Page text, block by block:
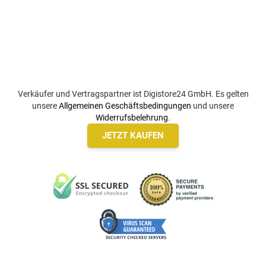
Verkäufer und Vertragspartner ist Digistore24 GmbH. Es gelten
unsereAllgemeinen Geschäftsbedingungen und unsere
Widerrufsbelehrung.
JETZT KAUFEN